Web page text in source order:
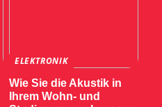
ELEKTRONIK
Wie Sie die Akustik in
Ihrem Wohn- und